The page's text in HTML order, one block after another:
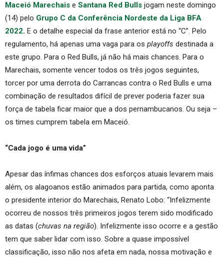
Maceió Marechais e Santana Red Bulls jogam neste domingo
(14) pelo Grupo C da Conferência Nordeste da Liga BFA
2022. E o detalhe especial da frase anterior está no “C”. Pelo
regulamento, há apenas uma vaga para os playoffs destinada a
este grupo. Para o Red Bulls, já não há mais chances. Para o
Marechais, somente vencer todos os três jogos seguintes,
torcer por uma derrota do Carrancas contra o Red Bulls e uma
combinação de resultados difícil de prever poderia fazer sua
força de tabela ficar maior que a dos pernambucanos. Ou seja –
os times cumprem tabela em Maceió.
“Cada jogo é uma vida”
Apesar das ínfimas chances dos esforços atuais levarem mais
além, os alagoanos estão animados para partida, como aponta
o presidente interior do Marechais, Renato Lobo: “Infelizmente
ocorreu de nossos três primeiros jogos terem sido modificado
as datas (chuvas na região). Infelizmente isso ocorre e a gestão
tem que saber lidar com isso. Sobre a quase impossível
classificação, isso não nos afeta em nada, nossa motivação e